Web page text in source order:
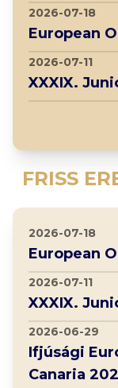
FRISS
2026-07-18
European
2026-07-11
XXXIX.
2026-07-18
European
2026-07-11
XXXIX.
2026-06-29
Ifjúsági
Canaria